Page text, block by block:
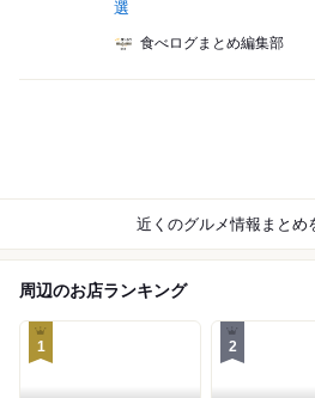
選
食べログまとめ編集部
近くのグルメ情報まとめ
周辺のお店ランキング
1 2